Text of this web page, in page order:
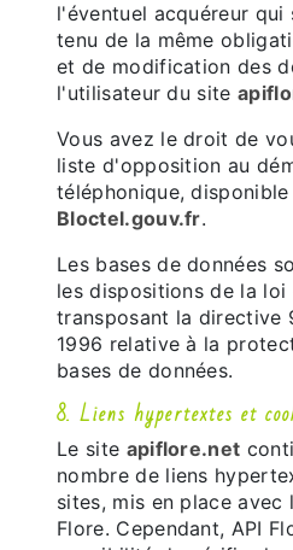
l'éventuel acquéreur
tenu de la même
et de modification des
l'utilisateur du site
Vous avez le droit de
liste d'opposition au
téléphonique,
Bloctel.gouv.fr.
Les bases de données
les dispositions de la loi
transposant la directive
1996 relative à la
bases de données.
8. Liens hypertextes et
Le site apiflore.net
nombre de liens
sites, mis en place avec
Flore. Cependant, API